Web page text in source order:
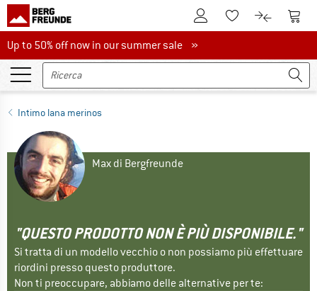
Al conto clienteAlla lista
Al Al
Up to 50% off now in our summer sale
Up to 50% off now in our summer sale »
Intimo lana merinos
Max di Bergfreunde
"QUESTO PRODOTTO NON È PIÙ DISPONIBILE."
Si tratta di un modello vecchio o non possiamo più effettuare
riordini presso questo produttore.
Non ti preoccupare, abbiamo delle alternative per te: